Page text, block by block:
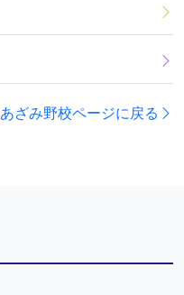
あざみ野校ページに戻る